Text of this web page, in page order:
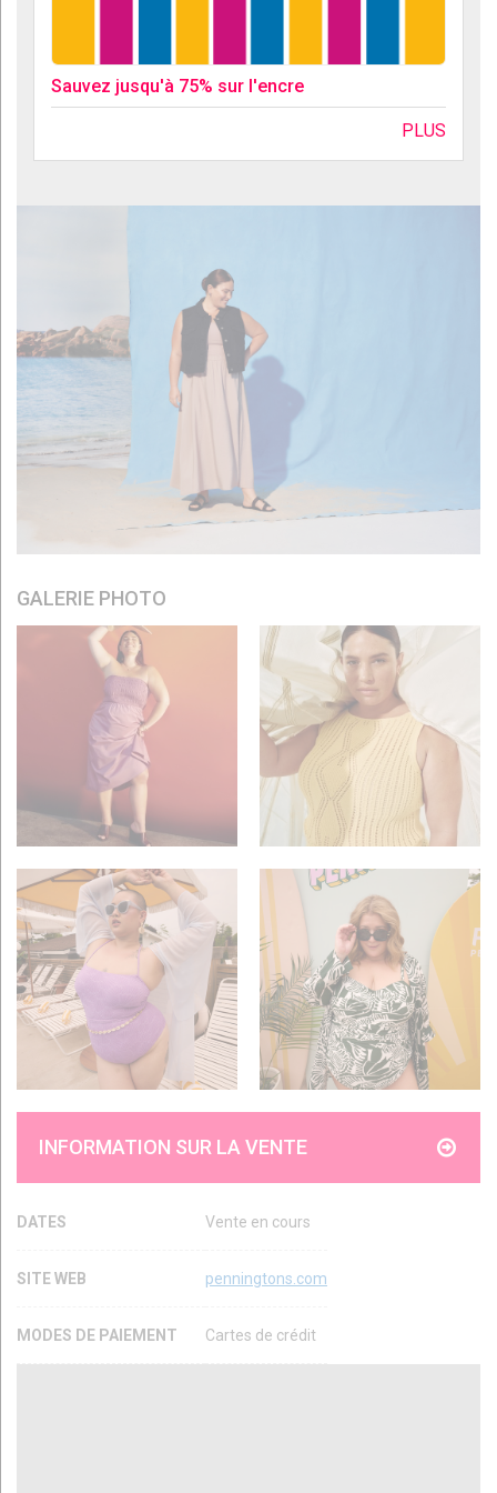
Sauvez jusqu'à 75% sur l'encre
PLUS
GALERIE PHOTO
INFORMATION SUR LA VENTE
DATES Vente en cours
SITE WEB penningtons.com
MODES DE PAIEMENT Cartes de crédit